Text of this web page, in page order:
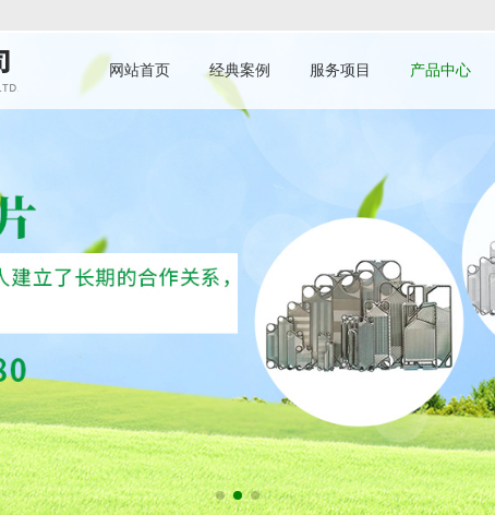
网站首页 经典案例 服务项目 产品中心